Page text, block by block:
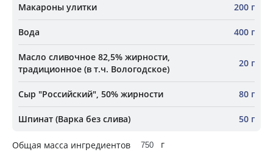
Макароны улитки 200 г
Вода 400 г
Масло сливочное 82,5% жирности,
традиционное (в т.ч. Вологодское)
20 г
Сыр "Российский", 50% жирности 80 г
Шпинат (Варка без слива) 50 г
Общая масса ингредиентов
г